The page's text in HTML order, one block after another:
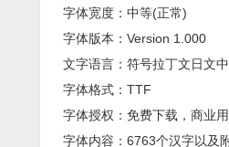
字体宽度：中等(正常)
字体版本：Version 1.000
文字语言：符号拉丁文日文
字体格式：TTF
字体授权：免费下载，商业
字体内容：6763个汉字以及